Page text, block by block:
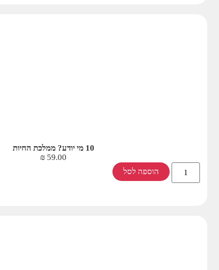
10 מי יודע? ממלכת החיות
59.00
₪
הוספה לסל